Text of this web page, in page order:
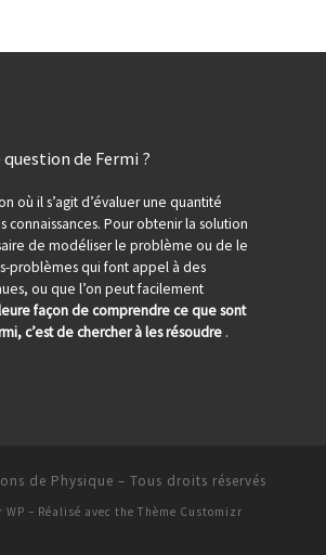
question de Fermi ?
où il s’agit d’évaluer une quantité
connaissances. Pour obtenir la solution
de modéliser le problème ou de le
problèmes qui font appel à des
ou que l’on peut facilement
façon de comprendre ce que sont
c’est de chercher à les résoudre.
de Physique – Tous droits réservés
WP – Réalisé avec the Thème Customizr